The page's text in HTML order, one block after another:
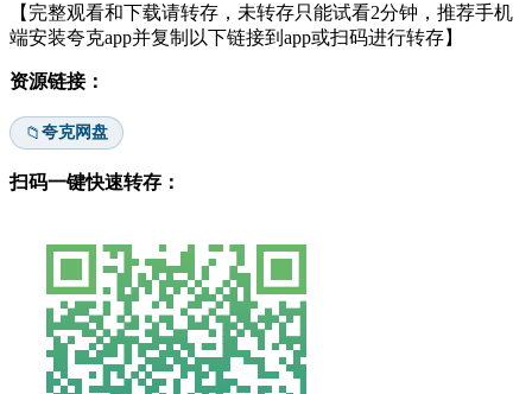
【完整观看和下载请转存，未转存只能试看2分钟，推荐手机
端安装夸克app并复制以下链接到app或扫码进行转存】
资源链接：
📁夸克网盘
扫码一键快速转存：